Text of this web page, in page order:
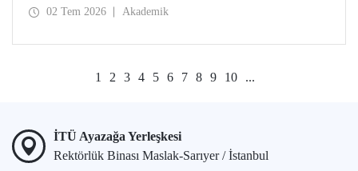
Hedeflerini Güçlendirmek” temalı zirvede yeni nükleer
02 Tem 2026 Akademik
1 2 3 4 5 6 7 8 9 10 ...
İTÜ Ayazağa Yerleşkesi
Rektörlük Binası Maslak-Sarıyer / İstanbul